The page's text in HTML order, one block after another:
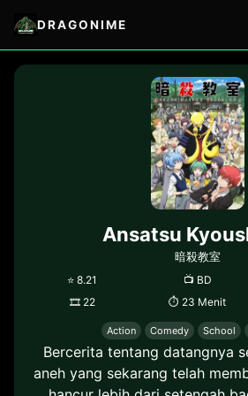
DRAGONIME
Ansatsu
暗殺教室
⭐8.21 📺 BD
🎞 22 ⏱ 23 Menit
Action Comedy School
Bercerita tentang datangnya
aneh yang sekarang telah